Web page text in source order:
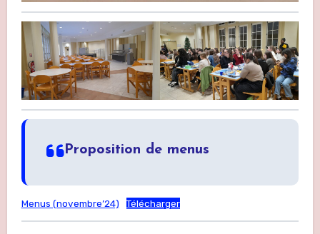
Proposition de menus
Menus (novembre’24) Télécharger